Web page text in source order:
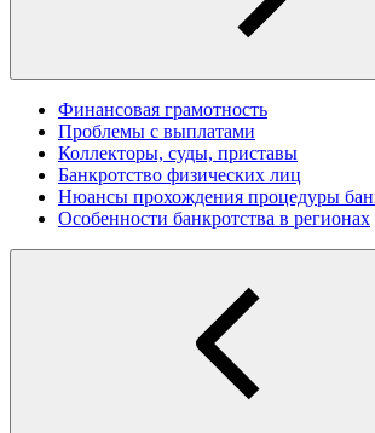
Финансовая грамотность
Проблемы с выплатами
Коллекторы, суды, приставы
Банкротство физических лиц
Нюансы прохождения процедуры
Особенности банкротства в регионах